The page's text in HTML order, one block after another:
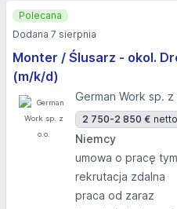
Monter / Ślusarz - okol.
(m/k/d)
German Work sp. z
2 750-2 850 €
Niemcy
umowa o pracę
rekrutacja zdalna
praca od zaraz
Polecana
Dodana 7 sierpnia